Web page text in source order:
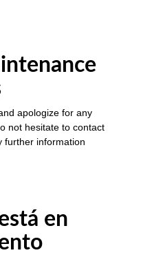
apologize for any
not hesitate to contact
further information
en